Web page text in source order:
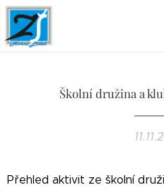
Školní družina a
Přehled aktivit ze školní